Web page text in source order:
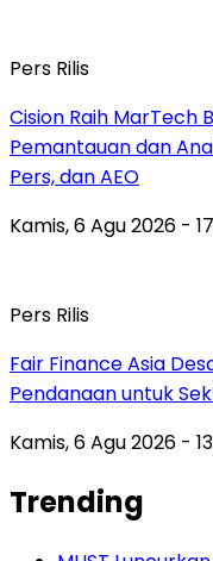
Pers Rilis
Cision Raih MarTech
Pemantauan dan
Pers, dan AEO
Kamis, 6 Agu 2026 -
Pers Rilis
Fair Finance Asia
Pendanaan untuk
Kamis, 6 Agu 2026 -
Trending